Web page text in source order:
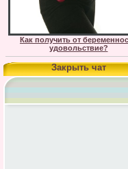
Как получить от
удовольствие?
Закрыть чат